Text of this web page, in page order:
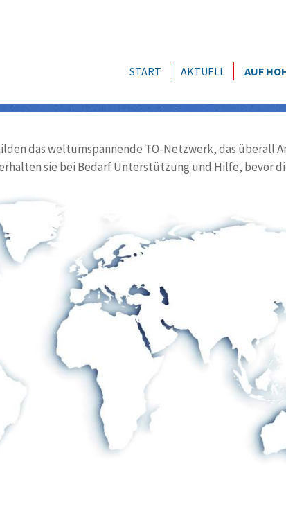
START AKTUELL AUF
das weltumspannende TO-Netzwerk, das überall
sie bei Bedarf Unterstützung und Hilfe, bevor